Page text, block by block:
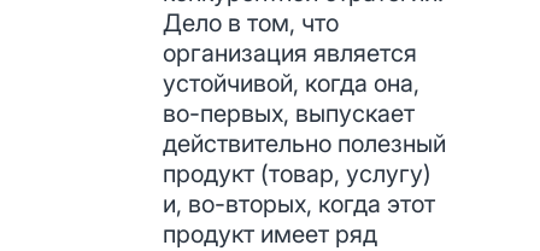
Дело в том, что
организация является
устойчивой, когда она,
во-первых, выпускает
действительно полезный
продукт (товар, услугу)
и, во-вторых, когда этот
продукт имеет ряд